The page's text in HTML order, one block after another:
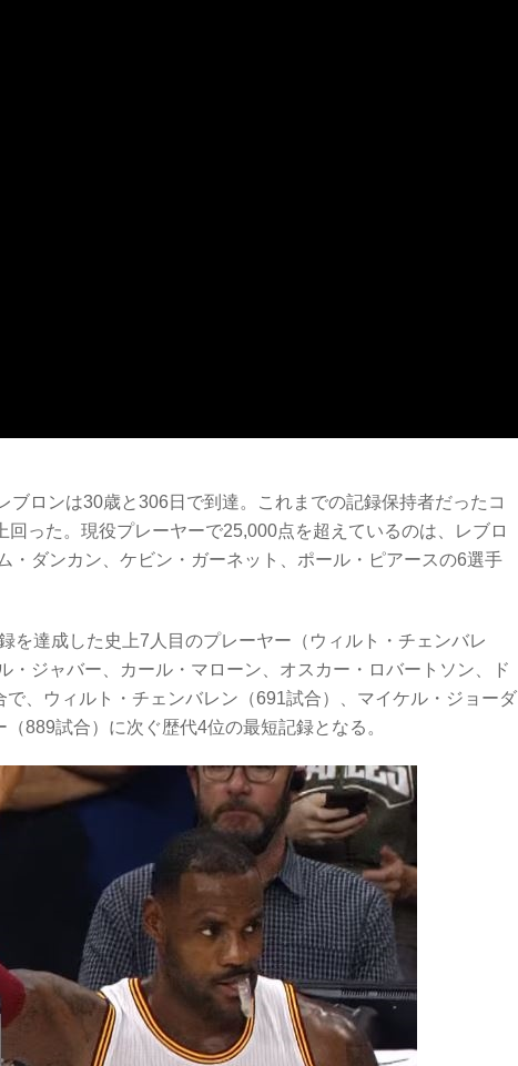
ロンは30歳と306日で到達。これまでの記録保持者だったコ
った。現役プレーヤーで25,000点を超えているのは、レブロ
・ダンカン、ケビン・ガーネット、ポール・ピアースの6選手
を達成した史上7人目のプレーヤー（ウィルト・チェンバレ
ジャバー、カール・マローン、オスカー・ロバートソン、ド
、ウィルト・チェンバレン（691試合）、マイケル・ジョーダ
889試合）に次ぐ歴代4位の最短記録となる。